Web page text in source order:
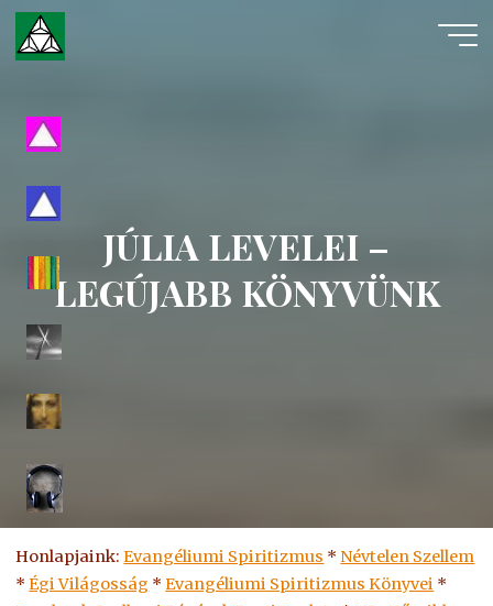
Skip
content
JÚLIA LEVELEI –
LEGÚJABB KÖNYVÜNK
Honlapjaink:Evangéliumi Spiritizmus * Névtelen Szellem
*Égi Világosság *Evangéliumi Spiritizmus Könyvei *